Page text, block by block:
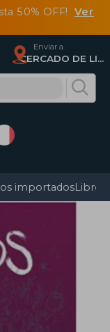
50% OFF! Ver
Enviar a
CERCADO DE LIMA, Lima
importadosLibros